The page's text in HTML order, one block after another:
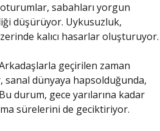
sabahları yorgun
düşürüyor. Uykusuzluk,
kalıcı hasarlar oluşturuyor.
geçirilen zaman
sanal dünyaya hapsolduğunda,
durum, gece yarılarına kadar
sürelerini de geciktiriyor.